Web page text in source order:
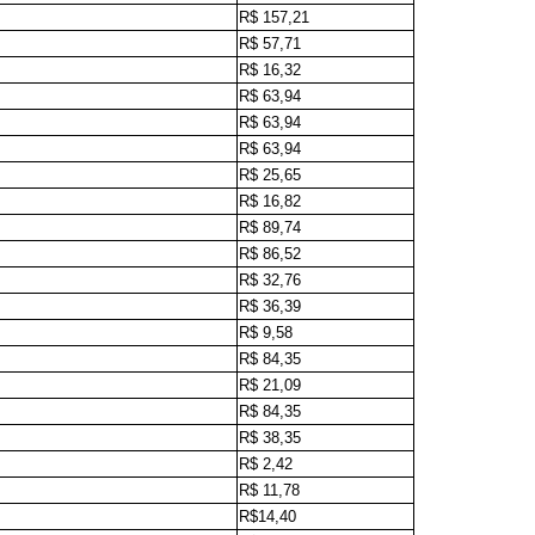
R$ 157,21
R$ 57,71
R$ 16,32
R$ 63,94
R$ 63,94
R$ 63,94
R$ 25,65
R$ 16,82
R$ 89,74
R$ 86,52
R$ 32,76
R$ 36,39
R$ 9,58
R$ 84,35
R$ 21,09
R$ 84,35
R$ 38,35
R$ 2,42
R$ 11,78
R$14,40